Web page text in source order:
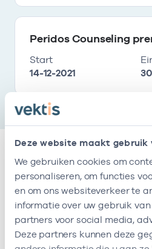
Deze website maakt gebruik
We gebruiken cookies om
personaliseren, om functies
en om ons websiteverkeer te
informatie over uw gebruik
partners voor social media,
Deze partners kunnen deze
Peridos Counseling
Start
14-12-2021
Relaties
Ik ben werkzaam bij de
Naam Zorgaanbod